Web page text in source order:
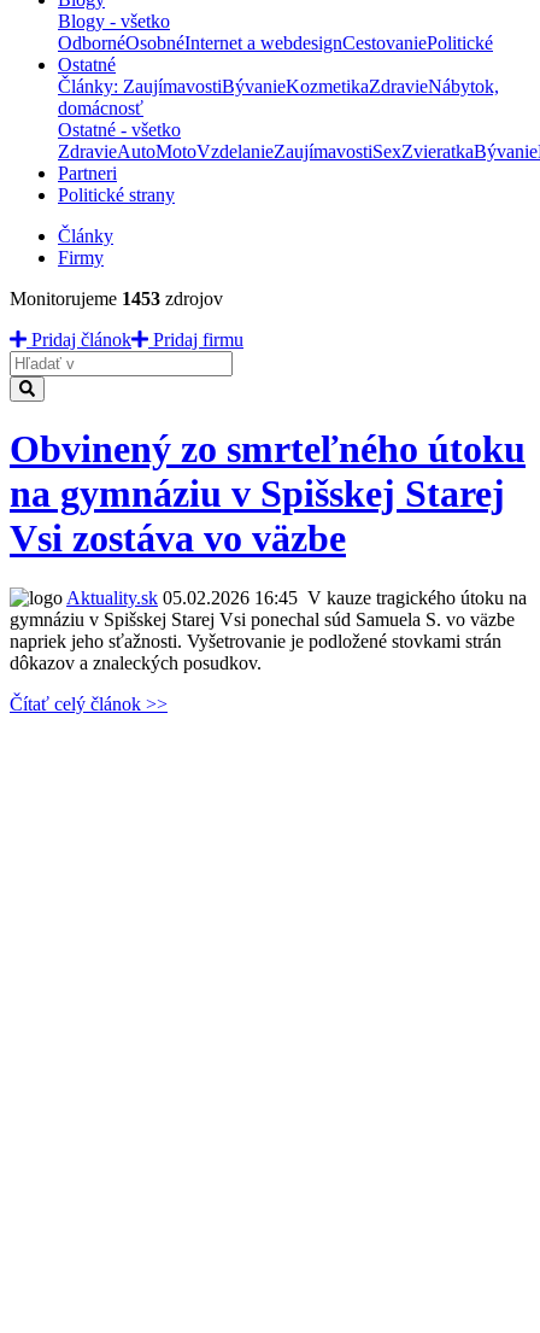
Blogy - všetko
OdbornéOsobnéInternet a webdesignCestovaniePolitické
Ostatné
Články: ZaujímavostiBývanieKozmetikaZdravieNábytok,
domácnosť
Ostatné - všetko
ZdravieAutoMotoVzdelanieZaujímavostiSexZvieratkaBývanie
Partneri
Politické strany
Články
Firmy
Monitorujeme 1453 zdrojov
Pridaj článok
Pridaj firmu
Hladať
Obvinený zo smrteľného útoku
na gymnáziu v Spišskej Starej
Vsi zostáva vo väzbe
Aktuality.sk 05.02.2026 16:45 V kauze tragického útoku na
gymnáziu v Spišskej Starej Vsi ponechal súd Samuela S. vo väzbe
napriek jeho sťažnosti. Vyšetrovanie je podložené stovkami strán
dôkazov a znaleckých posudkov.
Čítať celý článok >>